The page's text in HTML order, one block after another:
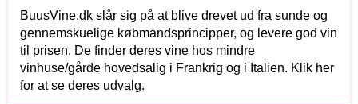
BuusVine.dk slår sig på at blive drevet ud fra sunde og
gennemskuelige købmandsprincipper, og levere god vin
til prisen. De finder deres vine hos mindre
vinhuse/gårde hovedsalig i Frankrig og i Italien. Klik her
for at se deres udvalg.